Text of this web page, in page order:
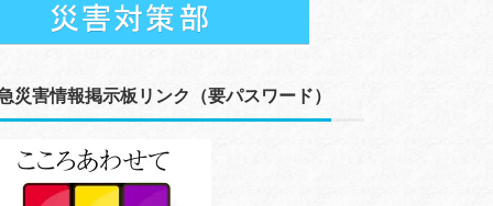
災害情報掲示板リンク（要パスワード）